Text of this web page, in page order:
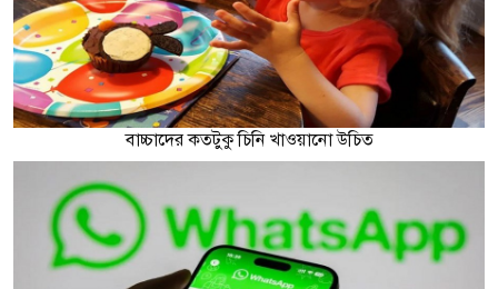
বাচ্চাদের কতটুকু চিনি খাওয়ানো উচিত